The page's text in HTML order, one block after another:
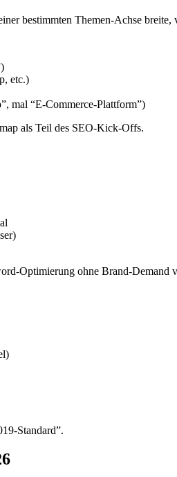
bestimmten Themen-Achse breite,
etc.)
mal “E-Commerce-Plattform”)
als Teil des SEO-Kick-Offs.
Optimierung ohne Brand-Demand
Standard”.